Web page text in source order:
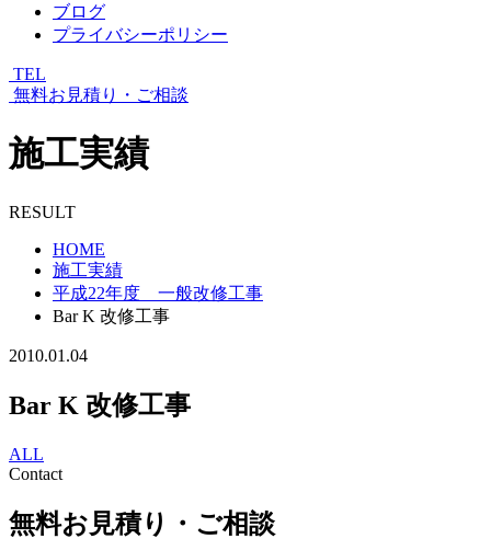
ブログ
プライバシーポリシー
TEL
無料お見積り・ご相談
施工実績
RESULT
HOME
施工実績
平成22年度 一般改修工事
Bar K 改修工事
2010.01.04
Bar K 改修工事
ALL
Contact
無料お見積り・ご相談